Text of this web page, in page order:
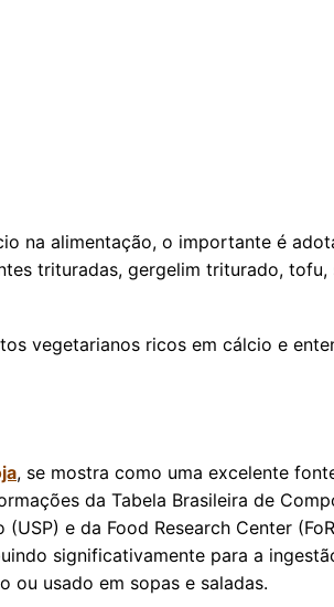
na alimentação, o importante é
trituradas, gergelim triturado, tofu,
vegetarianos ricos em cálcio e
, se mostra como uma excelente
da Tabela Brasileira de
(USP) e da Food Research Center
significativamente para a
ou usado em sopas e saladas.